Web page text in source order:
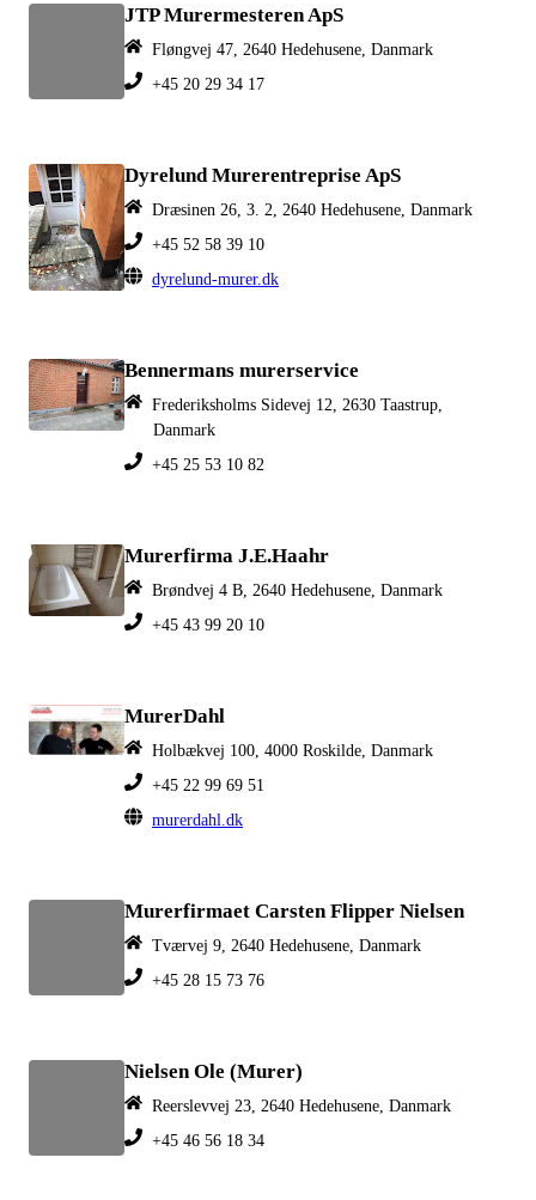
JTP Murermesteren ApS
Fløngvej 47, 2640 Hedehusene, Danmark
+45 20 29 34 17
Dyrelund Murerentreprise ApS
Dræsinen 26, 3. 2, 2640 Hedehusene, Danmark
+45 52 58 39 10
dyrelund-murer.dk
Bennermans murerservice
Frederiksholms Sidevej 12, 2630 Taastrup,
Danmark
+45 25 53 10 82
Murerfirma J.E.Haahr
Brøndvej 4 B, 2640 Hedehusene, Danmark
+45 43 99 20 10
MurerDahl
Holbækvej 100, 4000 Roskilde, Danmark
+45 22 99 69 51
murerdahl.dk
Murerfirmaet Carsten Flipper Nielsen
Tværvej 9, 2640 Hedehusene, Danmark
+45 28 15 73 76
Nielsen Ole (Murer)
Reerslevvej 23, 2640 Hedehusene, Danmark
+45 46 56 18 34